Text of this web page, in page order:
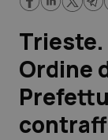
Lavoro e
Scienza e
Studi e Analisi
Ordine